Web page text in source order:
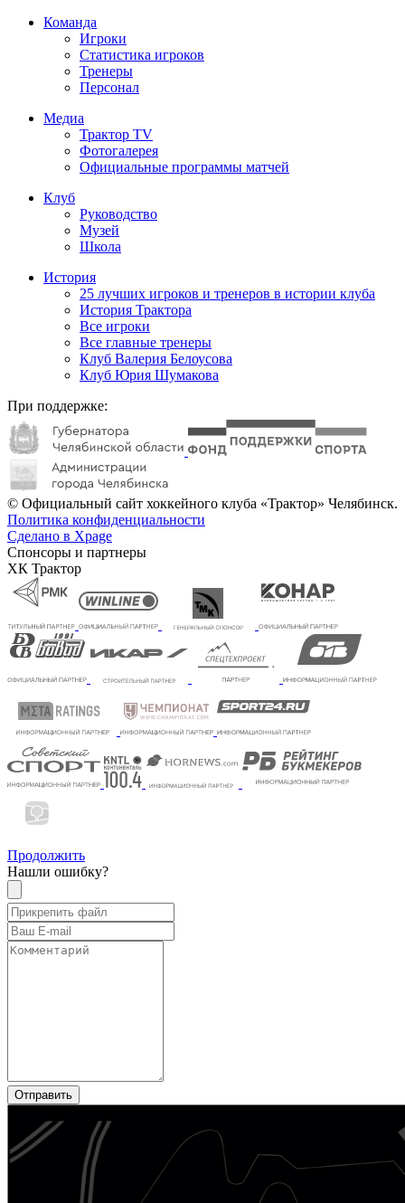
Команда
Игроки
Статистика игроков
Тренеры
Персонал
Медиа
Трактор TV
Фотогалерея
Официальные программы матчей
Клуб
Руководство
Музей
Школа
История
25 лучших игроков и тренеров в истории клуба
История Трактора
Все игроки
Все главные тренеры
Клуб Валерия Белоусова
Клуб Юрия Шумакова
При поддержке:
© Официальный сайт хоккейного клуба «Трактор» Челябинск.
Политика конфиденциальности
Сделано в Xpage
Спонсоры и партнеры
ХК Трактор
Продолжить
Нашли ошибку?